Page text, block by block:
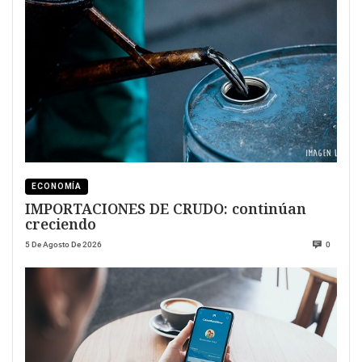
ECONOMÍA
IMPORTACIONES DE CRUDO: continúan
creciendo
5 De Agosto De 2026 0